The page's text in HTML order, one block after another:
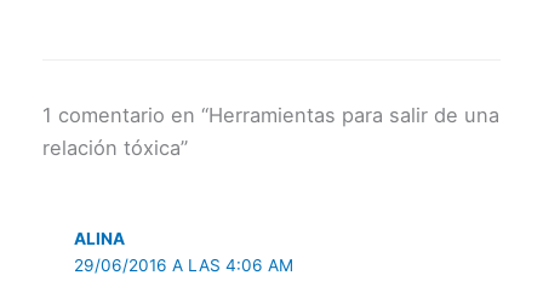
1 comentario en “Herramientas para salir de una
relación tóxica”
ALINA
29/06/2016 A LAS 4:06 AM